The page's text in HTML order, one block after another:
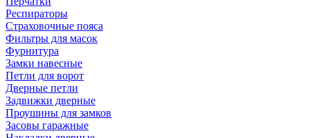
Респираторы
Страховочные пояса
Фильтры для масок
Фурнитура
Замки навесные
Петли для ворот
Дверные петли
Задвижки дверные
Проушины для замков
Засовы гаражные